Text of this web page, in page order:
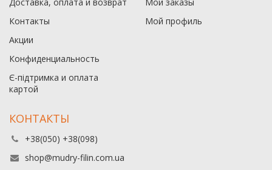
Доставка, оплата и возврат
Контакты
Акции
Конфиденциальность
Є-підтримка и оплата
картой
Мои заказы
Мой профиль
КОНТАКТЫ
+38(050) +38(098)
shop@mudry-filin.com.ua